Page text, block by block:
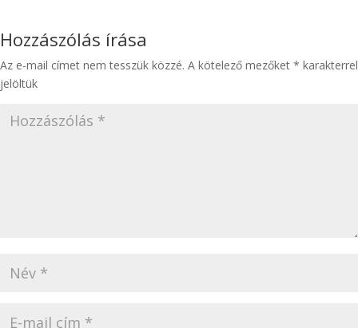
Hozzászólás írása
Az e-mail címet nem tesszük közzé. A kötelező mezőket * karakterrel
jelöltük